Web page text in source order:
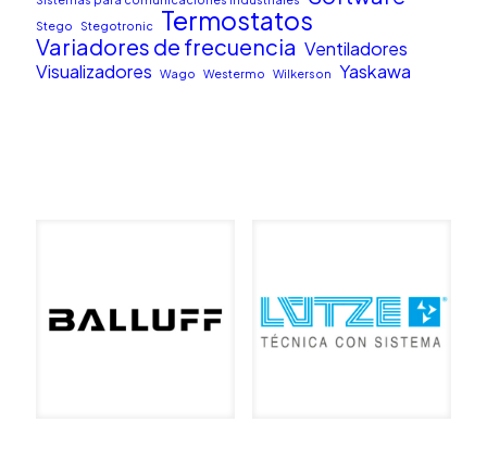
Stego Stegotronic Termostatos
Variadores de frecuencia Ventiladores
Visualizadores
Wago Westermo Wilkerson Yaskawa